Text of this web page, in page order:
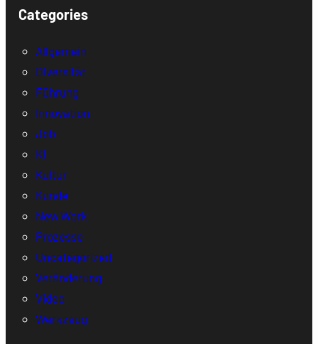
Categories
Allgemein
Diversität
Führung
Innovation
Job
KI
Kultur
Kunde
New Work
Prozesse
Uncategorized
Veränderung
Video
Werkzeug